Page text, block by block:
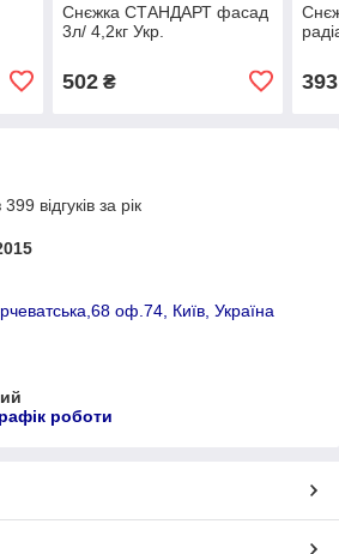
Снєжка СТАНДАРТ фасад
3л/ 4,2кг Укр.
502₴ 393
відгуків за рік
оф.74, Київ, Україна
роботи